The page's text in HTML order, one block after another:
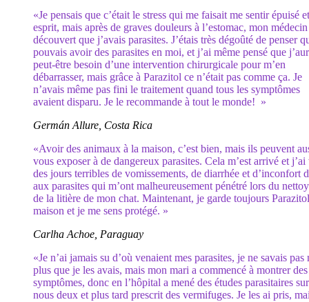
«Je pensais que c’était le stress qui me faisait me sentir épuisé
esprit, mais après de graves douleurs à l’estomac, mon
découvert que j’avais parasites. J’étais très dégoûté de penser
pouvais avoir des parasites en moi, et j’ai même pensé que
peut-être besoin d’une intervention chirurgicale pour m’en
débarrasser, mais grâce à Parazitol ce n’était pas comme ça. Je
n’avais même pas fini le traitement quand tous les symptômes
avaient disparu. Je le recommande à tout le monde! »
Germán Allure, Costa Rica
«Avoir des animaux à la maison, c’est bien, mais ils peuvent
vous exposer à de dangereux parasites. Cela m’est arrivé et j’ai
des jours terribles de vomissements, de diarrhée et d’inconfort
aux parasites qui m’ont malheureusement pénétré lors du
de la litière de mon chat. Maintenant, je garde toujours
maison et je me sens protégé. »
Carlha Achoe, Paraguay
«Je n’ai jamais su d’où venaient mes parasites, je ne savais pas
plus que je les avais, mais mon mari a commencé à montrer des
symptômes, donc en l’hôpital a mené des études parasitaires sur
nous deux et plus tard prescrit des vermifuges. Je les ai pris,